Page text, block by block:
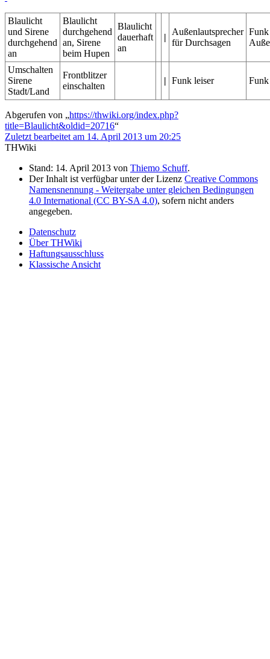
Blaulicht
und Sirene
durchgehend
an
Blaulicht
durchgehend
an, Sirene
beim Hupen
Blaulicht
dauerhaft
an
|
Außenlautsprecher
für Durchsagen
Umschalten
Sirene
Stadt/Land
Frontblitzer
einschalten
| Funk leiser
Abgerufen von „https://thwiki.org/index.php?
title=Blaulicht&oldid=20716“
Zuletzt bearbeitet am 14. April 2013 um 20:25
THWiki
Stand: 14. April 2013 von Thiemo Schuff.
Der Inhalt ist verfügbar unter der Lizenz Creative Commons
Namensnennung - Weitergabe unter gleichen Bedingungen
4.0 International (CC BY-SA 4.0), sofern nicht anders
angegeben.
Datenschutz
Über THWiki
Haftungsausschluss
Klassische Ansicht